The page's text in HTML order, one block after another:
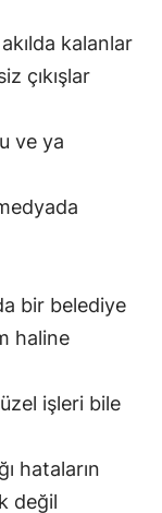
kalanlar
çıkışlar
ve ya
bir belediye
haline
işleri bile
hataların
değil